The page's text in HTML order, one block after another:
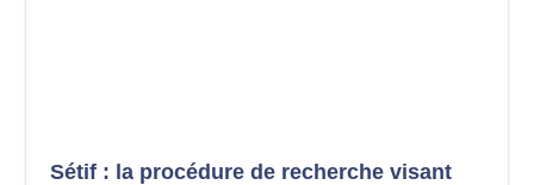
Sétif : la procédure de recherche visant